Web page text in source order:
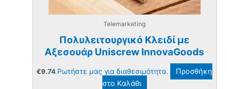
Telemarketing
Πολυλειτουργικό Κλειδί με
Αξεσουάρ Uniscrew InnovaGoods
€9.74 Ρωτήστε μας για διαθεσιμότητα.
Προσθήκη
στο Καλάθι